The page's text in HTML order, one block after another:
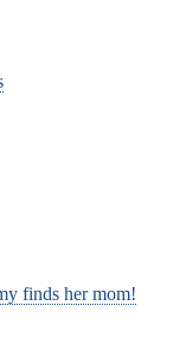
finds her mom!